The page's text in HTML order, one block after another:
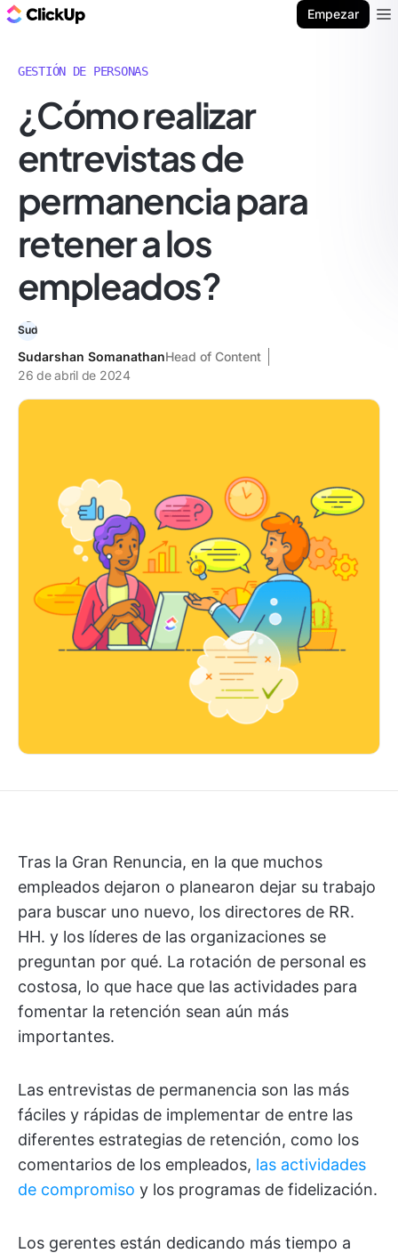
Empezar
GESTIÓN DE PERSONAS
¿Cómo realizar
entrevistas de
permanencia para
retener a los
empleados?
Sudarshan SomanathanHead of Content
26 de abril de 2024
Tras la Gran Renuncia, en la que muchos
empleados dejaron o planearon dejar su trabajo
para buscar uno nuevo, los directores de RR.
HH. y los líderes de las organizaciones se
preguntan por qué. La rotación de personal es
costosa, lo que hace que las actividades para
fomentar la retención sean aún más
importantes.
Las entrevistas de permanencia son las más
fáciles y rápidas de implementar de entre las
diferentes estrategias de retención, como los
comentarios de los empleados, las actividades
de compromiso y los programas de fidelización.
Los gerentes están dedicando más tiempo a